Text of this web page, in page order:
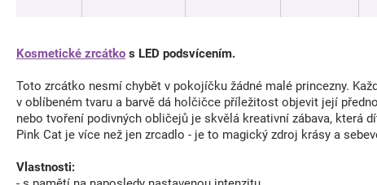
Kosmetické zrcátko s LED podsvícením.
Toto zrcátko nesmí chybět v pokojíčku žádné malé princezny.
v oblíbeném tvaru a barvě dá holčičce příležitost objevit její
nebo tvoření podivných obličejů je skvělá kreativní zábava, která
Pink Cat je více než jen zrcadlo - je to magický zdroj krásy a
Vlastnosti: